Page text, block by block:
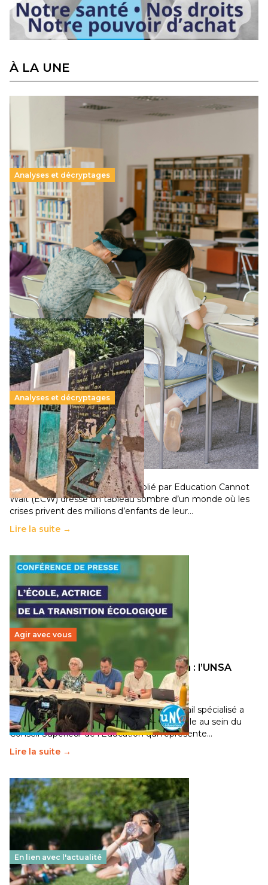
À LA UNE
Analyses et décryptages
Supérieur privé : une dérive qui met à mal la
promesse républicaine
11 juillet 2026-
Le projet de loi sur la régulation de l’enseignement
supérieur privé met en lumière l’amplification d’un système
qui relègue l’acte pédagogique au superfétatoire, voire à…
Lire la suite →
Analyses et décryptages
258 millions d’enfants victimes de la guerre, des
chocs climatiques et des déplacements de
population
11 juillet 2026-National
Un nouveau rapport mondial publié par Education Cannot
Wait (ECW) dresse un tableau sombre d’un monde où les
crises privent des millions d’enfants de leur…
Lire la suite →
Agir avec vous
Transition écologique de l’éducation : l’UNSA
Éducation fait bouger les lignes
30 juin 2026-National
Pendant plusieurs mois, un groupe de travail spécialisé a
travaillé sur la transition écologique de l’Ecole au sein du
Conseil Supérieur de l’Éducation qui représente…
Lire la suite →
En lien avec l'actualité